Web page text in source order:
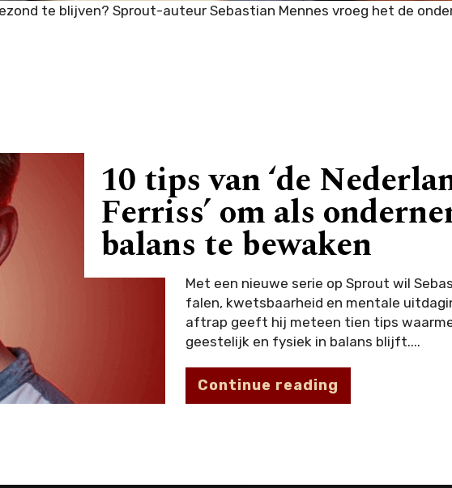
te blijven? Sprout-auteur Sebastian Mennes vroeg het de
10 tips van ‘de
Ferriss’ om als
balans te bewaken
Met een nieuwe serie op Sprout wil
falen, kwetsbaarheid en mentale
aftrap geeft hij meteen tien tips
geestelijk en fysiek in balans blijft....
Continue reading